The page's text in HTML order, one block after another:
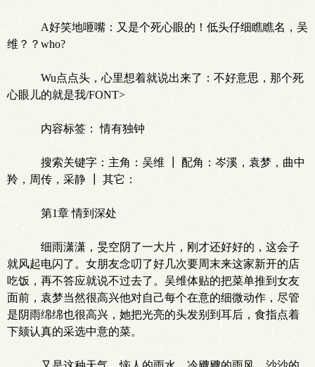
A好笑地咂嘴：又是个死心眼的！低头仔细瞧瞧名，吴
维？？who?
Wu点点头，心里想着就说出来了：不好意思，那个死
心眼儿的就是我/FONT>
内容标签： 情有独钟
搜索关键字：主角：吴维 ┃ 配角：岑溪，袁梦，曲中
羚，周传，采静 ┃ 其它：
第1章 情到深处
细雨潇潇，旻空阴了一大片，刚才还好好的，这会子
就风起电闪了。女朋友念叨了好几次要周末来这家新开的店
吃饭，再不答应就说不过去了。吴维体贴的把菜单推到女友
面前，袁梦当然很高兴他对自己每个在意的细微动作，尽管
是阴雨绵绵也很高兴，她把光亮的头发别到耳后，食指点着
下颏认真的采选中意的菜。